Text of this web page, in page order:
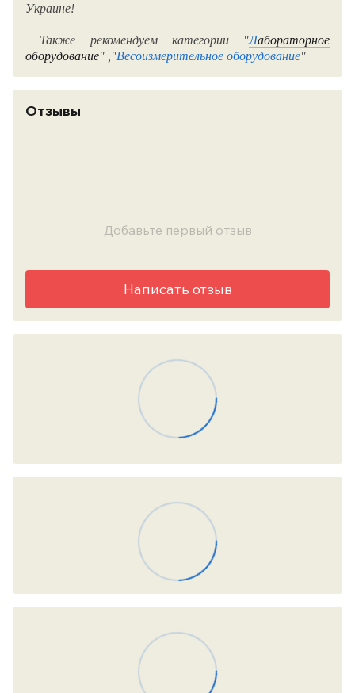
Украине!
Также рекомендуем категории "Лабораторное
оборудование" , "Весоизмерительное оборудование"
Отзывы
Добавьте первый отзыв
Написать отзыв